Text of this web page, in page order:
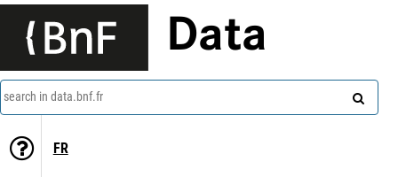
Data
search in data.bnf.fr
FR